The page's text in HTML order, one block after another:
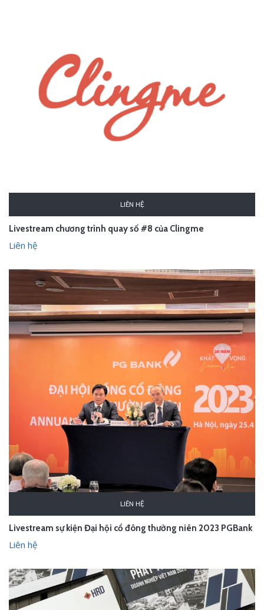
LIÊN HỆ
Livestream chương trình quay số #8 của Clingme
Liên hệ
LIÊN HỆ
Livestream sự kiện Đại hội cổ đông thường niên 2023 PGBank
Liên hệ